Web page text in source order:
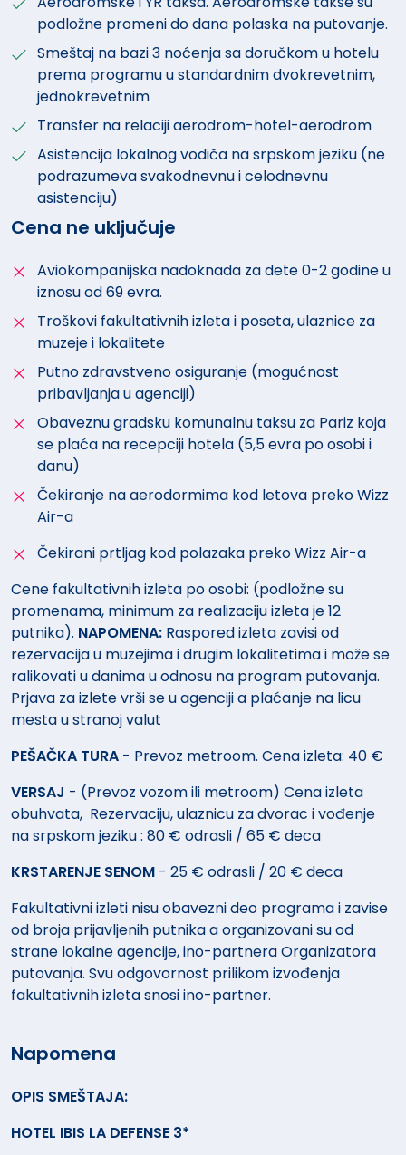
podložne promeni do dana polaska na putovanje.
Smeštaj na bazi 3 noćenja sa doručkom u hotelu
prema programu u standardnim dvokrevetnim,
jednokrevetnim
Transfer na relaciji aerodrom-hotel-aerodrom
Asistencija lokalnog vodiča na srpskom jeziku (ne
podrazumeva svakodnevnu i celodnevnu
asistenciju)
Cena ne uključuje
Aviokompanijska nadoknada za dete 0-2 godine u
iznosu od 69 evra.
Troškovi fakultativnih izleta i poseta, ulaznice za
muzeje i lokalitete
Putno zdravstveno osiguranje (mogućnost
pribavljanja u agenciji)
Obaveznu gradsku komunalnu taksu za Pariz koja
se plaća na recepciji hotela (5,5 evra po osobi i
danu)
Čekiranje na aerodormima kod letova preko Wizz
Air-a
Čekirani prtljag kod polazaka preko Wizz Air-a
Cene fakultativnih izleta po osobi: (podložne su
promenama, minimum za realizaciju izleta je 12
putnika). NAPOMENA: Raspored izleta zavisi od
rezervacija u muzejima i drugim lokalitetima i može se
ralikovati u danima u odnosu na program putovanja.
Prjava za izlete vrši se u agenciji a plaćanje na licu
mesta u stranoj valut
PEŠAČKA TURA - Prevoz metroom. Cena izleta: 40 €
VERSAJ - (Prevoz vozom ili metroom) Cena izleta
obuhvata, Rezervaciju, ulaznicu za dvorac i vođenje
na srpskom jeziku : 80 € odrasli / 65 € deca
KRSTARENJE SENOM - 25 € odrasli / 20 € deca
Fakultativni izleti nisu obavezni deo programa i zavise
od broja prijavljenih putnika a organizovani su od
strane lokalne agencije, ino-partnera Organizatora
putovanja. Svu odgovornost prilikom izvođenja
fakultativnih izleta snosi ino-partner.
Napomena
OPIS SMEŠTAJA:
HOTEL IBIS LA DEFENSE 3*